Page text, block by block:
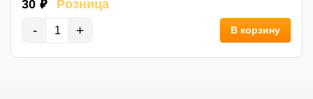
30 ₽ Розница
- + В корзину